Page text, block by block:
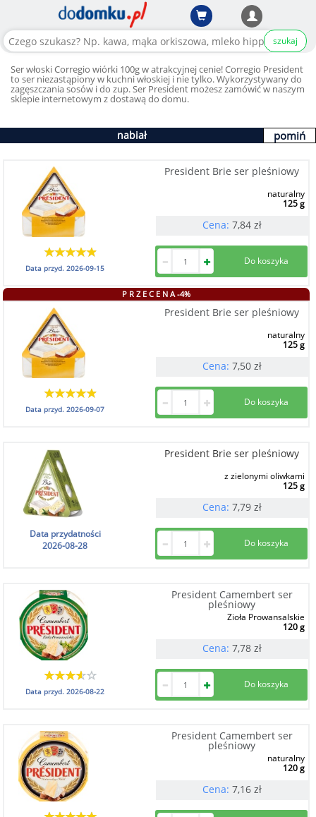
szukaj
Ser włoski Corregio wiórki 100g w atrakcyjnej cenie! Corregio President
to ser niezastąpiony w kuchni włoskiej i nie tylko. Wykorzystywany do
zagęszczania sosów i do zup. Ser President możesz zamówić w naszym
sklepie internetowym z dostawą do domu.
pomiń
nabiał
President Brie ser pleśniowy
naturalny
125 g
Cena: 7,84 zł
Data przyd.2026-09-15
P R Z E C E N A -4%
President Brie ser pleśniowy
naturalny
125 g
Cena: 7,50 zł
Data przyd.2026-09-07
President Brie ser pleśniowy
z zielonymi oliwkami
125 g
Cena: 7,79 zł
Data przydatności
2026-08-28
President Camembert ser
pleśniowy
Zioła Prowansalskie
120 g
Cena: 7,78 zł
Data przyd.2026-08-22
President Camembert ser
pleśniowy
naturalny
120 g
Cena: 7,16 zł